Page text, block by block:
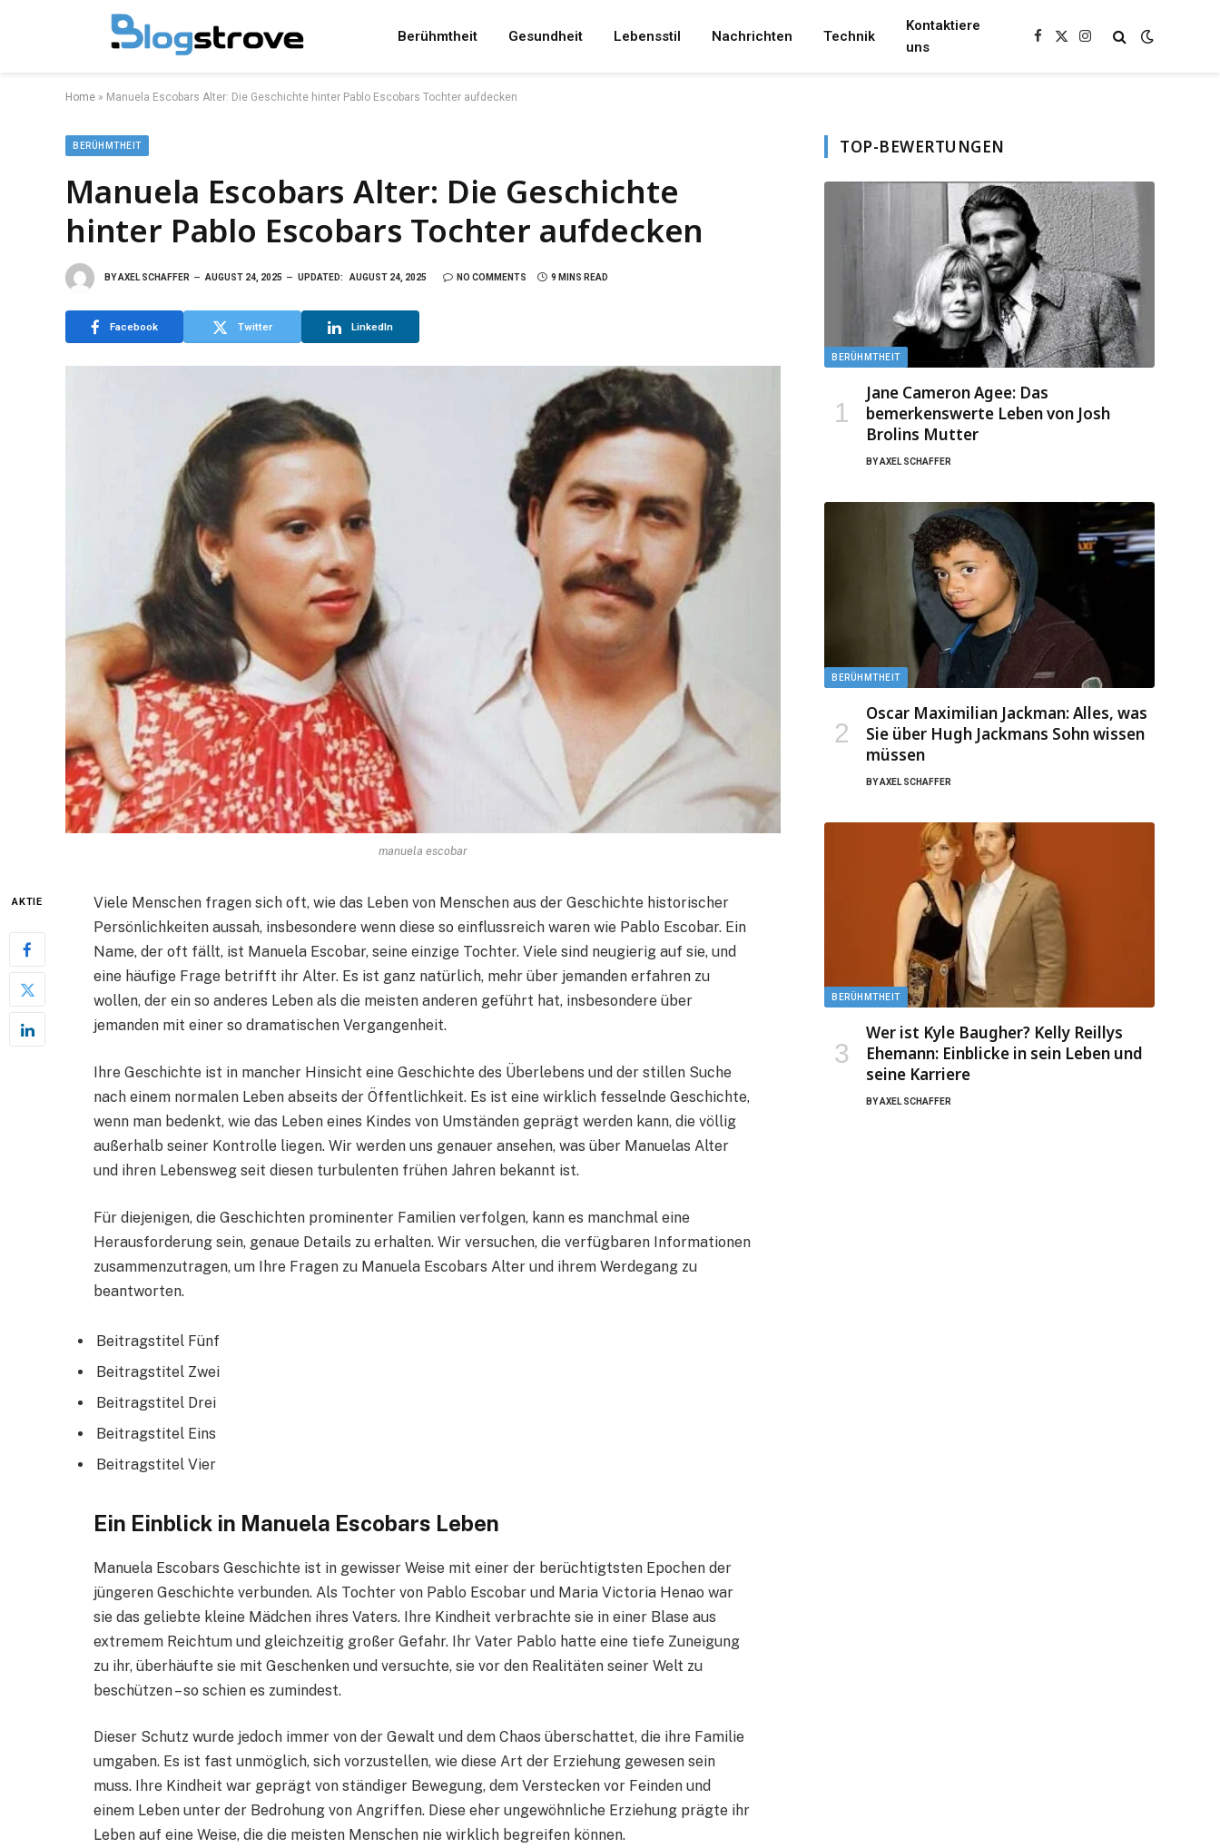
Berühmtheit Gesundheit Lebensstil Nachrichten Technik
Kontaktiere
uns
Facebook
X
Instagram
Home » Manuela Escobars Alter: Die Geschichte hinter Pablo Escobars Tochter aufdecken
BERÜHMTHEIT
Manuela Escobars Alter: Die Geschichte
hinter Pablo Escobars Tochter aufdecken
BYAXEL SCHAFFER AUGUST 24, 2025 UPDATED: AUGUST 24, 2025 NO COMMENTS 9 MINS READ
Facebook Twitter LinkedIn
manuela escobar
AKTIE
Viele Menschen fragen sich oft, wie das Leben von Menschen aus der Geschichte historischer
Persönlichkeiten aussah, insbesondere wenn diese so einflussreich waren wie Pablo Escobar. Ein
Name, der oft fällt, ist Manuela Escobar, seine einzige Tochter. Viele sind neugierig auf sie, und
eine häufige Frage betrifft ihr Alter. Es ist ganz natürlich, mehr über jemanden erfahren zu
wollen, der ein so anderes Leben als die meisten anderen geführt hat, insbesondere über
jemanden mit einer so dramatischen Vergangenheit.
Ihre Geschichte ist in mancher Hinsicht eine Geschichte des Überlebens und der stillen Suche
nach einem normalen Leben abseits der Öffentlichkeit. Es ist eine wirklich fesselnde Geschichte,
wenn man bedenkt, wie das Leben eines Kindes von Umständen geprägt werden kann, die völlig
außerhalb seiner Kontrolle liegen. Wir werden uns genauer ansehen, was über Manuelas Alter
und ihren Lebensweg seit diesen turbulenten frühen Jahren bekannt ist.
Für diejenigen, die Geschichten prominenter Familien verfolgen, kann es manchmal eine
Herausforderung sein, genaue Details zu erhalten. Wir versuchen, die verfügbaren Informationen
zusammenzutragen, um Ihre Fragen zu Manuela Escobars Alter und ihrem Werdegang zu
beantworten.
Beitragstitel Fünf
Beitragstitel Zwei
Beitragstitel Drei
Beitragstitel Eins
Beitragstitel Vier
Ein Einblick in Manuela Escobars Leben
Manuela Escobars Geschichte ist in gewisser Weise mit einer der berüchtigtsten Epochen der
jüngeren Geschichte verbunden. Als Tochter von Pablo Escobar und Maria Victoria Henao war
sie das geliebte kleine Mädchen ihres Vaters. Ihre Kindheit verbrachte sie in einer Blase aus
extremem Reichtum und gleichzeitig großer Gefahr. Ihr Vater Pablo hatte eine tiefe Zuneigung
zu ihr, überhäufte sie mit Geschenken und versuchte, sie vor den Realitäten seiner Welt zu
beschützen – so schien es zumindest.
Dieser Schutz wurde jedoch immer von der Gewalt und dem Chaos überschattet, die ihre Familie
umgaben. Es ist fast unmöglich, sich vorzustellen, wie diese Art der Erziehung gewesen sein
muss. Ihre Kindheit war geprägt von ständiger Bewegung, dem Verstecken vor Feinden und
einem Leben unter der Bedrohung von Angriffen. Diese eher ungewöhnliche Erziehung prägte ihr
Leben auf eine Weise, die die meisten Menschen nie wirklich begreifen können.
TOP-BEWERTUNGEN
BERÜHMTHEIT
Jane Cameron Agee: Das
bemerkenswerte Leben von Josh
Brolins Mutter
BYAXEL SCHAFFER
BERÜHMTHEIT
Oscar Maximilian Jackman: Alles, was
Sie über Hugh Jackmans Sohn wissen
müssen
BYAXEL SCHAFFER
BERÜHMTHEIT
Wer ist Kyle Baugher? Kelly Reillys
Ehemann: Einblicke in sein Leben und
seine Karriere
BYAXEL SCHAFFER